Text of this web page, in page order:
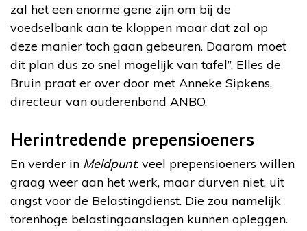
zal het een enorme gene zijn om bij de
voedselbank aan te kloppen maar dat zal op
deze manier toch gaan gebeuren. Daarom moet
dit plan dus zo snel mogelijk van tafel”. Elles de
Bruin praat er over door met Anneke Sipkens,
directeur van ouderenbond ANBO.
Herintredende prepensioeners
En verder in Meldpunt: veel prepensioeners willen
graag weer aan het werk, maar durven niet, uit
angst voor de Belastingdienst. Die zou namelijk
torenhoge belastingaanslagen kunnen opleggen.